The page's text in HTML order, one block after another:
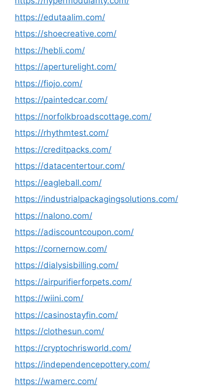
https://edutaalim.com/
https://shoecreative.com/
https://hebli.com/
https://aperturelight.com/
https://fiojo.com/
https://paintedcar.com/
https://norfolkbroadscottage.com/
https://rhythmtest.com/
https://creditpacks.com/
https://datacentertour.com/
https://eagleball.com/
https://industrialpackagingsolutions.com/
https://nalono.com/
https://adiscountcoupon.com/
https://cornernow.com/
https://dialysisbilling.com/
https://airpurifierforpets.com/
https://wiini.com/
https://casinostayfin.com/
https://clothesun.com/
https://cryptochrisworld.com/
https://independencepottery.com/
https://wamerc.com/